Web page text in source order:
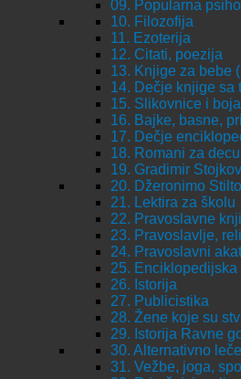
09. Popularna
10. Filozofija
11. Ezoterija
12. Citati, poezija
13. Knjige za bebe
14. Dečje knjige sa
15. Slikovnice i
16. Bajke, basne,
17. Dečje
18. Romani za decu
19. Gradimir
20. Džeronimo
21. Lektira za školu
22. Pravoslavne
23. Pravoslavlje,
24. Pravoslavni
25. Enciklopedijska
26. Istorija
27. Publicistika
28. Žene koje su
29. Istorija Ravne
30. Alternativno
31. Vežbe, joga,